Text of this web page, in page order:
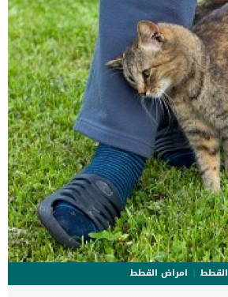
الثانية,يعاني الكلب […]
القطط
امراض القطط